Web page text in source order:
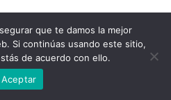
que te damos la mejor
Si continúas usando este sitio,
de acuerdo con ello.
Aceptar